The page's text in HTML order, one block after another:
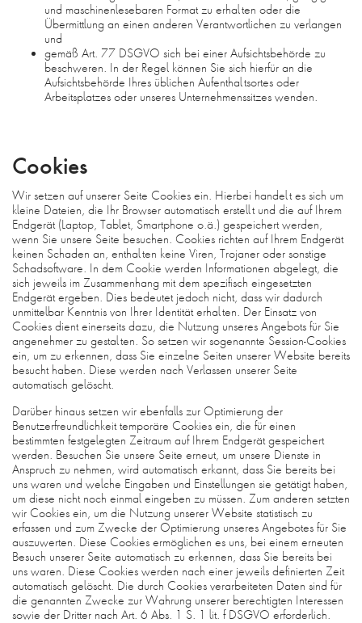
und maschinenlesebaren Format zu erhalten oder die
Übermittlung an einen anderen Verantwortlichen zu verlangen
und
gemäß Art. 77 DSGVO sich bei einer Aufsichtsbehörde zu
beschweren. In der Regel können Sie sich hierfür an die
Aufsichtsbehörde Ihres üblichen Aufenthaltsortes oder
Arbeitsplatzes oder unseres Unternehmenssitzes wenden.
Cookies
Wir setzen auf unserer Seite Cookies ein. Hierbei handelt es sich um
kleine Dateien, die Ihr Browser automatisch erstellt und die auf Ihrem
Endgerät (Laptop, Tablet, Smartphone o.ä.) gespeichert werden,
wenn Sie unsere Seite besuchen. Cookies richten auf Ihrem Endgerät
keinen Schaden an, enthalten keine Viren, Trojaner oder sonstige
Schadsoftware. In dem Cookie werden Informationen abgelegt, die
sich jeweils im Zusammenhang mit dem spezifisch eingesetzten
Endgerät ergeben. Dies bedeutet jedoch nicht, dass wir dadurch
unmittelbar Kenntnis von Ihrer Identität erhalten. Der Einsatz von
Cookies dient einerseits dazu, die Nutzung unseres Angebots für Sie
angenehmer zu gestalten. So setzen wir sogenannte Session-Cookies
ein, um zu erkennen, dass Sie einzelne Seiten unserer Website bereits
besucht haben. Diese werden nach Verlassen unserer Seite
automatisch gelöscht.
Darüber hinaus setzen wir ebenfalls zur Optimierung der
Benutzerfreundlichkeit temporäre Cookies ein, die für einen
bestimmten festgelegten Zeitraum auf Ihrem Endgerät gespeichert
werden. Besuchen Sie unsere Seite erneut, um unsere Dienste in
Anspruch zu nehmen, wird automatisch erkannt, dass Sie bereits bei
uns waren und welche Eingaben und Einstellungen sie getätigt haben,
um diese nicht noch einmal eingeben zu müssen. Zum anderen setzten
wir Cookies ein, um die Nutzung unserer Website statistisch zu
erfassen und zum Zwecke der Optimierung unseres Angebotes für Sie
auszuwerten. Diese Cookies ermöglichen es uns, bei einem erneuten
Besuch unserer Seite automatisch zu erkennen, dass Sie bereits bei
uns waren. Diese Cookies werden nach einer jeweils definierten Zeit
automatisch gelöscht. Die durch Cookies verarbeiteten Daten sind für
die genannten Zwecke zur Wahrung unserer berechtigten Interessen
sowie der Dritter nach Art. 6 Abs. 1 S. 1 lit. f DSGVO erforderlich.